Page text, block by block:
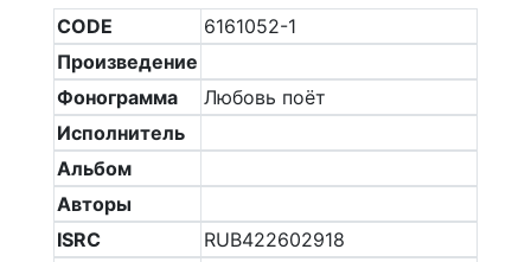
CODE
6161052-1
Произведение
Фонограмма
Любовь поёт
Исполнитель
Альбом
Авторы
ISRC
RUB422602918